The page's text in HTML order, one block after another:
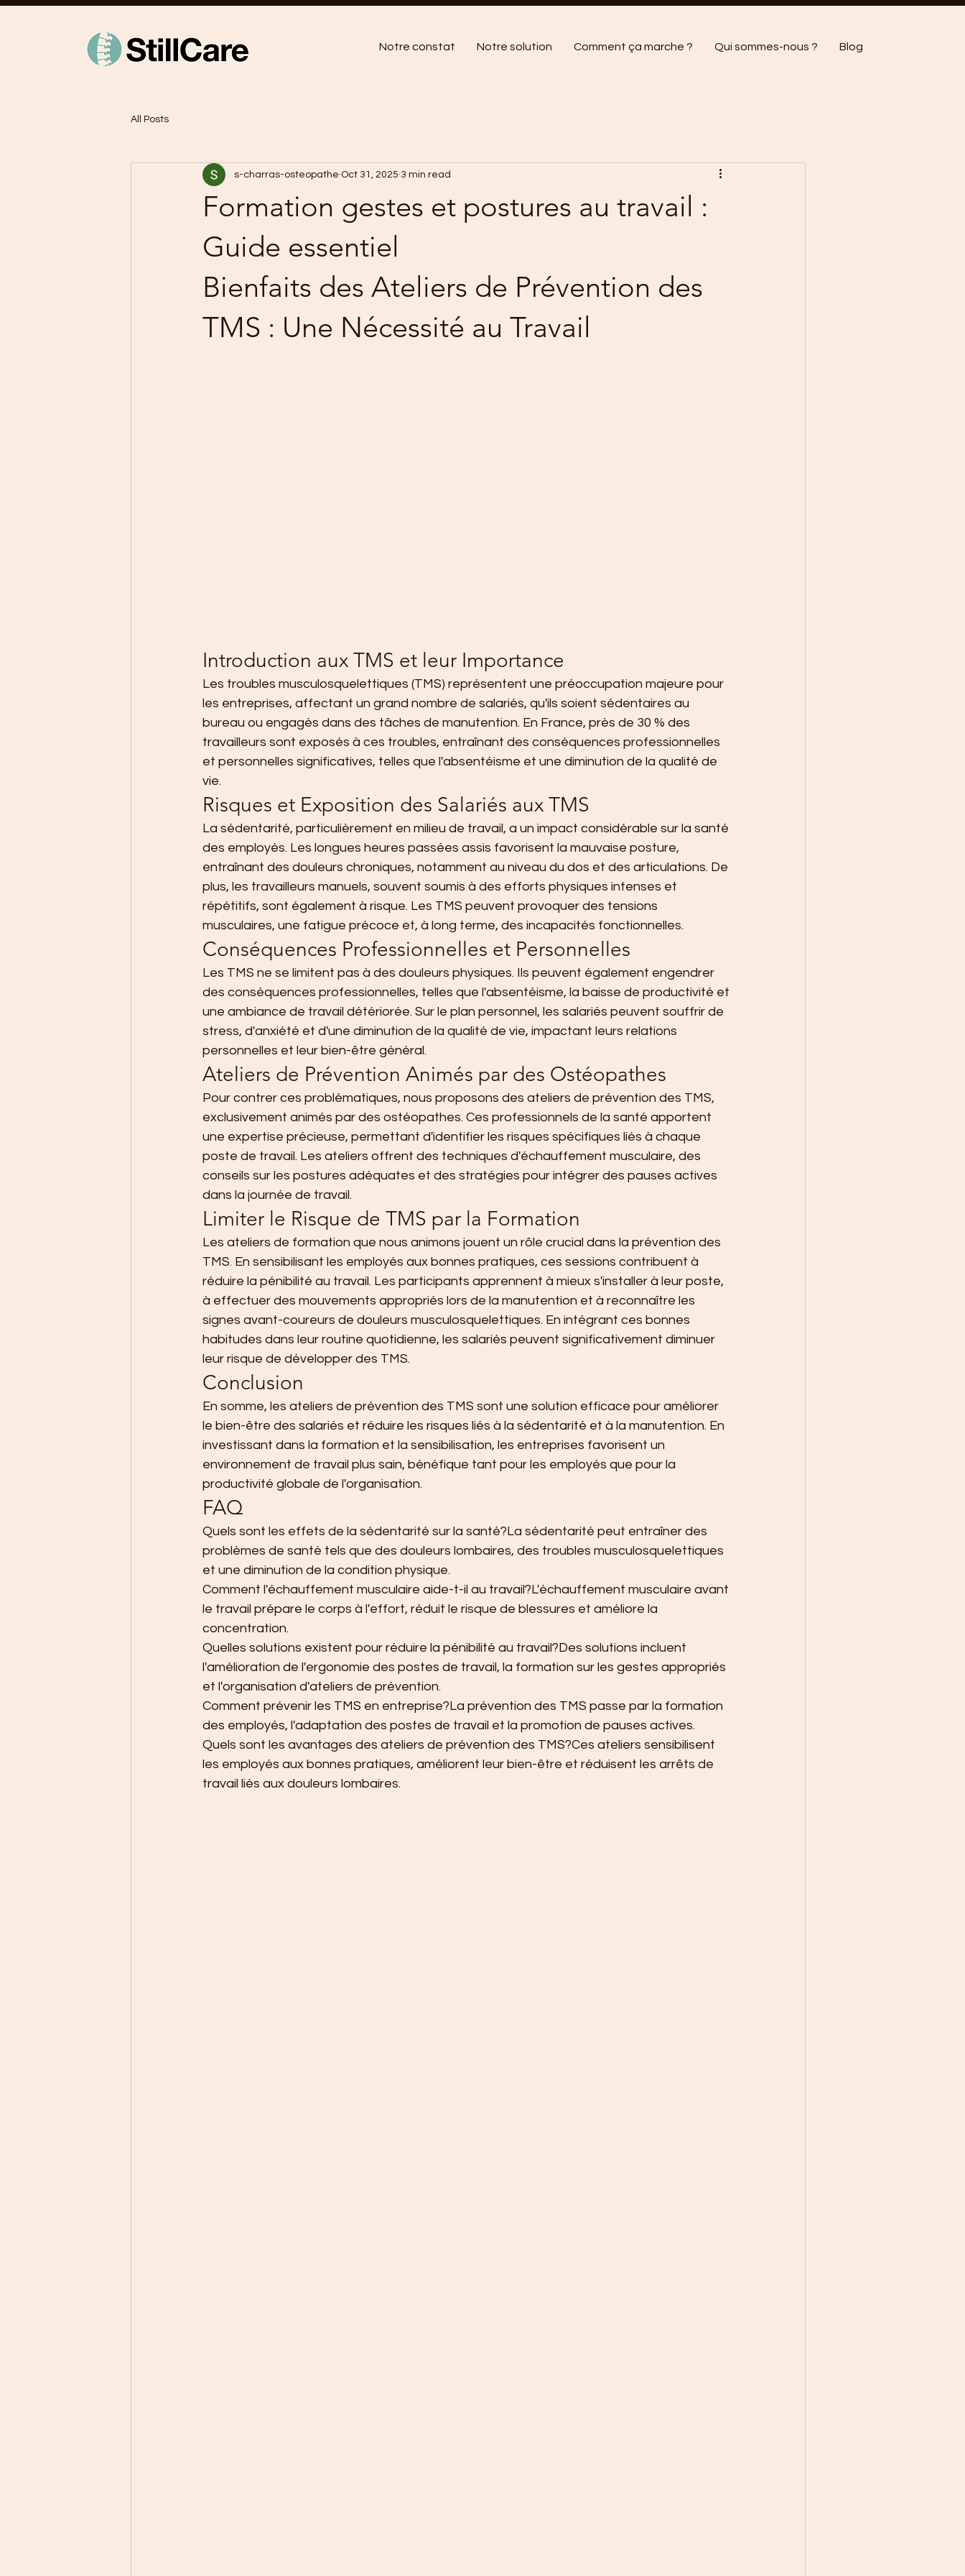
Notre constat Notre solution Comment ça marche ? Qui sommes-nous ? Blog
All Posts
Formation gestes et postures au travail :
Guide essentiel
s-charras-osteopathe Oct 31, 2025 3 min read
Bienfaits des Ateliers de Prévention des
TMS : Une Nécessité au Travail
Introduction aux TMS et leur Importance
Les troubles musculosquelettiques (TMS) représentent une préoccupation majeure pour
les entreprises, affectant un grand nombre de salariés, qu'ils soient sédentaires au
bureau ou engagés dans des tâches de manutention. En France, près de 30 % des
travailleurs sont exposés à ces troubles, entraînant des conséquences professionnelles
et personnelles significatives, telles que l'absentéisme et une diminution de la qualité de
vie.
Risques et Exposition des Salariés aux TMS
La sédentarité, particulièrement en milieu de travail, a un impact considérable sur la santé
des employés. Les longues heures passées assis favorisent la mauvaise posture,
entraînant des douleurs chroniques, notamment au niveau du dos et des articulations. De
plus, les travailleurs manuels, souvent soumis à des efforts physiques intenses et
répétitifs, sont également à risque. Les TMS peuvent provoquer des tensions
musculaires, une fatigue précoce et, à long terme, des incapacités fonctionnelles.
Conséquences Professionnelles et Personnelles
Les TMS ne se limitent pas à des douleurs physiques. Ils peuvent également engendrer
des conséquences professionnelles, telles que l'absentéisme, la baisse de productivité et
une ambiance de travail détériorée. Sur le plan personnel, les salariés peuvent souffrir de
stress, d'anxiété et d'une diminution de la qualité de vie, impactant leurs relations
personnelles et leur bien-être général.
Ateliers de Prévention Animés par des Ostéopathes
Pour contrer ces problématiques, nous proposons des ateliers de prévention des TMS,
exclusivement animés par des ostéopathes. Ces professionnels de la santé apportent
une expertise précieuse, permettant d'identifier les risques spécifiques liés à chaque
poste de travail. Les ateliers offrent des techniques d'échauffement musculaire, des
conseils sur les postures adéquates et des stratégies pour intégrer des pauses actives
dans la journée de travail.
Limiter le Risque de TMS par la Formation
Les ateliers de formation que nous animons jouent un rôle crucial dans la prévention des
TMS. En sensibilisant les employés aux bonnes pratiques, ces sessions contribuent à
réduire la pénibilité au travail. Les participants apprennent à mieux s'installer à leur poste,
à effectuer des mouvements appropriés lors de la manutention et à reconnaître les
signes avant-coureurs de douleurs musculosquelettiques. En intégrant ces bonnes
habitudes dans leur routine quotidienne, les salariés peuvent significativement diminuer
leur risque de développer des TMS.
Conclusion
En somme, les ateliers de prévention des TMS sont une solution efficace pour améliorer
le bien-être des salariés et réduire les risques liés à la sédentarité et à la manutention. En
investissant dans la formation et la sensibilisation, les entreprises favorisent un
environnement de travail plus sain, bénéfique tant pour les employés que pour la
productivité globale de l'organisation.
FAQ
Quels sont les effets de la sédentarité sur la santé?La sédentarité peut entraîner des
problèmes de santé tels que des douleurs lombaires, des troubles musculosquelettiques
et une diminution de la condition physique.
Comment l'échauffement musculaire aide-t-il au travail?L'échauffement musculaire avant
le travail prépare le corps à l'effort, réduit le risque de blessures et améliore la
concentration.
Quelles solutions existent pour réduire la pénibilité au travail?Des solutions incluent
l'amélioration de l'ergonomie des postes de travail, la formation sur les gestes appropriés
et l'organisation d'ateliers de prévention.
Comment prévenir les TMS en entreprise?La prévention des TMS passe par la formation
des employés, l'adaptation des postes de travail et la promotion de pauses actives.
Quels sont les avantages des ateliers de prévention des TMS?Ces ateliers sensibilisent
les employés aux bonnes pratiques, améliorent leur bien-être et réduisent les arrêts de
travail liés aux douleurs lombaires.